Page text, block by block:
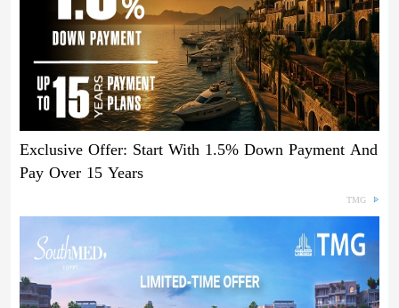
Exclusive Offer: Start With 1.5% Down Payment And
Pay Over 15 Years
TMG